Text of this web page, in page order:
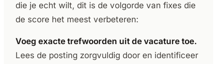
die je echt wilt, dit is de volgorde van fixes die
de score het meest verbeteren:
Voeg exacte trefwoorden uit de vacature toe.
Lees de posting zorgvuldig door en identificeer